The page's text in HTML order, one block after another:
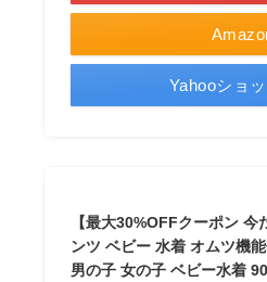
Yahooショ
【最大30%OFFクーポン
ンツ ベビー 水着 オムツ機
男の子 女の子 ベビー水着